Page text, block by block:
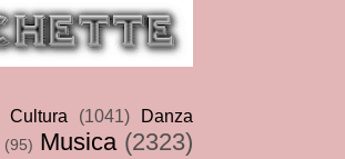
Cultura (1041)
Danza
(95) Musica (2323)